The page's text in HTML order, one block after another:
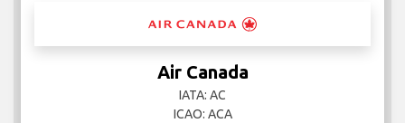
Air Canada
IATA: AC
ICAO: ACA